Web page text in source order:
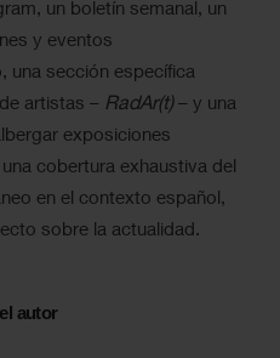
un boletín semanal, un
y eventos
una sección específica
artistas – RadAr(t)– y una
exposiciones
cobertura exhaustiva del
en el contexto español,
sobre la actualidad.
autor